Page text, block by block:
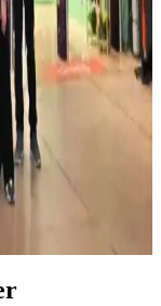
gibi sorunları,
Uzun
ve
olsa da temizlik
ciddi
kontrol eksiklikleri